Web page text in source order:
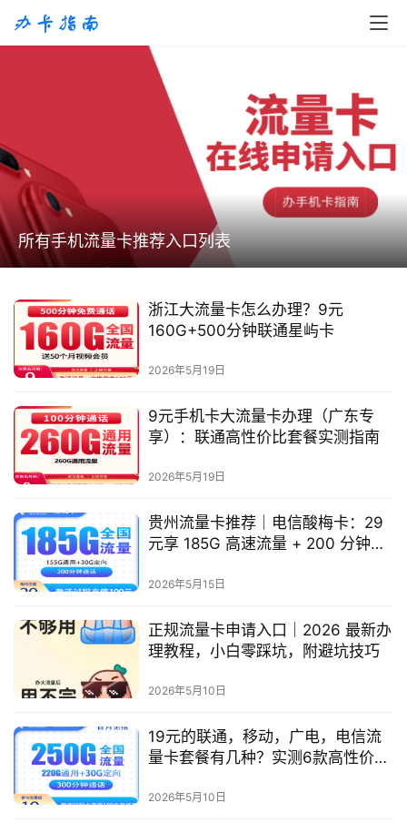
首
页
移
S
卡
联
餐
卡
信
登录 注册
所有手机流量卡推荐入口列表
浙江大流量卡怎么办理？9元
160G+500分钟联通星屿卡
2026年5月19日
9元手机卡大流量卡办理（广东专
享）：联通高性价比套餐实测指南
2026年5月19日
贵州流量卡推荐｜电信酸梅卡：29
元享 185G 高速流量 + 200 分钟，
2026年5月15日
正规流量卡申请入口｜2026 最新办
理教程，小白零踩坑，附避坑技巧
2026年5月10日
19元的联通，移动，广电，电信流
量卡套餐有几种？实测6款高性价比
2026年5月10日